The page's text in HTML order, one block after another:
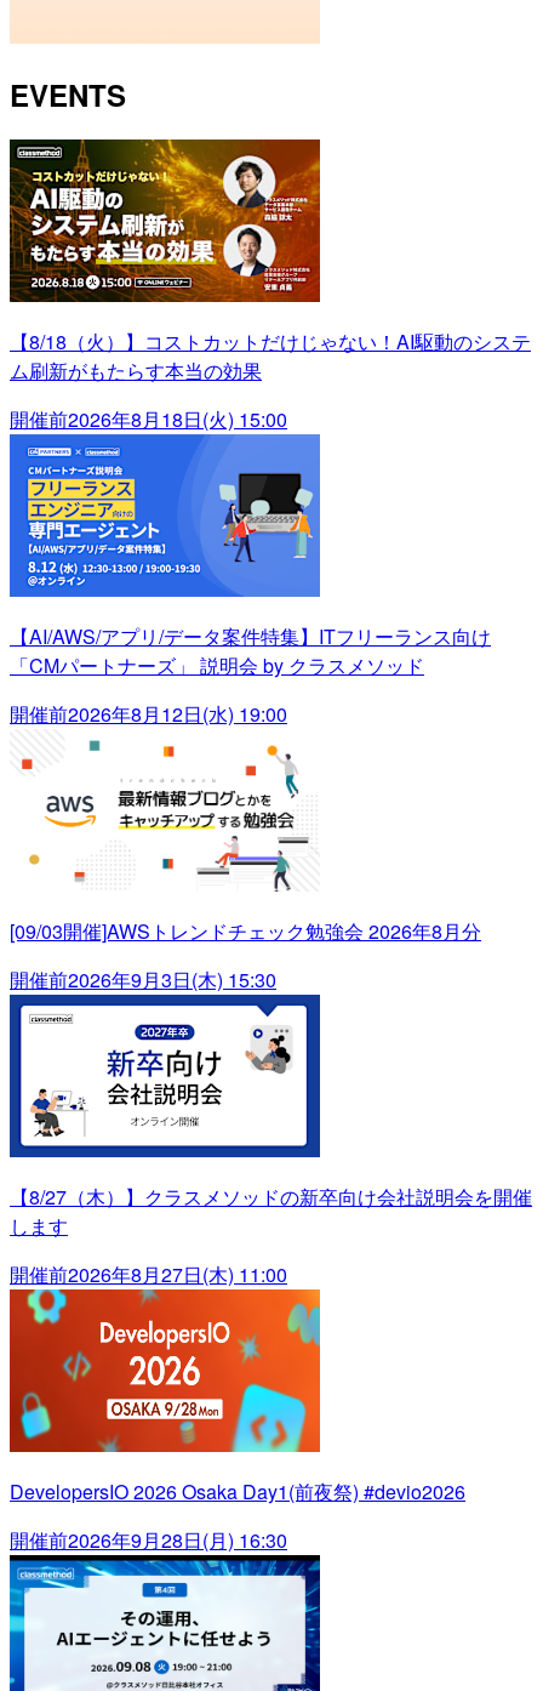
EVENTS
【8/18（火）】コストカットだけじゃない！AI駆動のシステ
ム刷新がもたらす本当の効果
開催前2026年8月18日(火) 15:00
【AI/AWS/アプリ/データ案件特集】ITフリーランス向け
「CMパートナーズ」 説明会 by クラスメソッド
開催前2026年8月12日(水) 19:00
[09/03開催]AWSトレンドチェック勉強会 2026年8月分
開催前2026年9月3日(木) 15:30
【8/27（木）】クラスメソッドの新卒向け会社説明会を開催
します
開催前2026年8月27日(木) 11:00
DevelopersIO 2026 Osaka Day1(前夜祭) #devio2026
開催前2026年9月28日(月) 16:30